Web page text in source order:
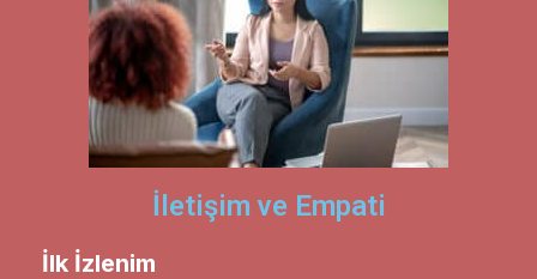
İletişim ve Empati
İlk İzlenim